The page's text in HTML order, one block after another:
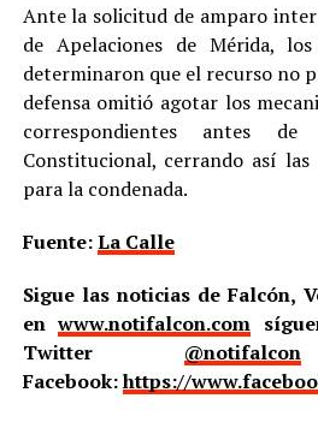
Ante la solicitud de amparo
de Apelaciones de Mérida,
determinaron que el recurso no
defensa omitió agotar los
correspondientes antes
Constitucional, cerrando así las
para la condenada.
Fuente:La Calle
Sigue las noticias de Falcón,
enwww.notifalcon.com
Twitter @notifalcon
Facebook:https://